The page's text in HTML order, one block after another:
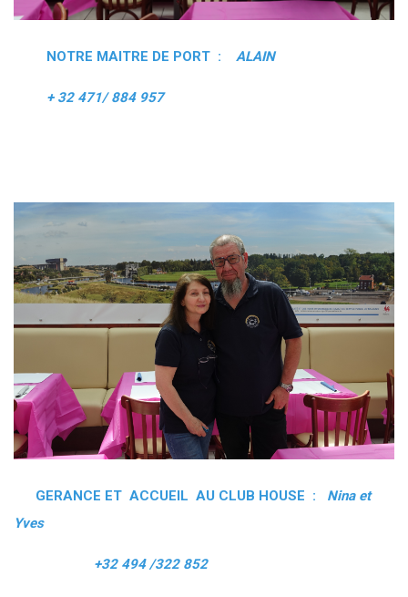
NOTRE MAITRE DE PORT : ALAIN
+ 32 471/ 884 957
GERANCE ET ACCUEIL AU CLUB HOUSE :
Nina et
Yves
+32 494 /322 852